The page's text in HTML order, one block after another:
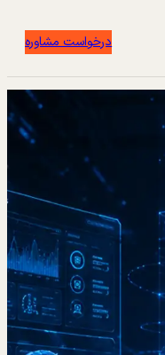
درخواست مشاوره